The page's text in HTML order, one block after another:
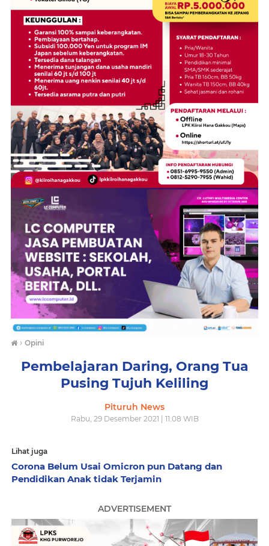
› Opini
Pembelajaran Daring, Orang Tua
Pusing Tujuh Keliling
Pituruh News
Rabu, 29 Desember 2021 | 11:08 WIB
Lihat juga
Corona Belum Usai Omicron pun Datang dan
Pendidikan Anak tidak Terjamin
ADVERTISEMENT